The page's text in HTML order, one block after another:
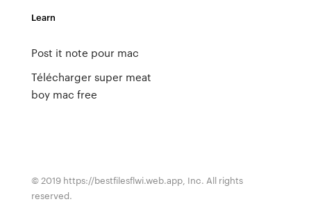
Learn
Post it note pour mac
Télécharger super meat
boy mac free
© 2019 https://bestfilesflwi.web.app, Inc. All rights
reserved.